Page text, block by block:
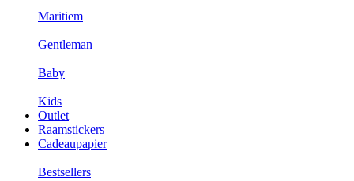
Maritiem
Gentleman
Baby
Kids
Outlet
Raamstickers
Cadeaupapier
Bestsellers